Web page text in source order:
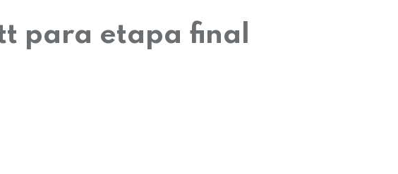
para etapa final